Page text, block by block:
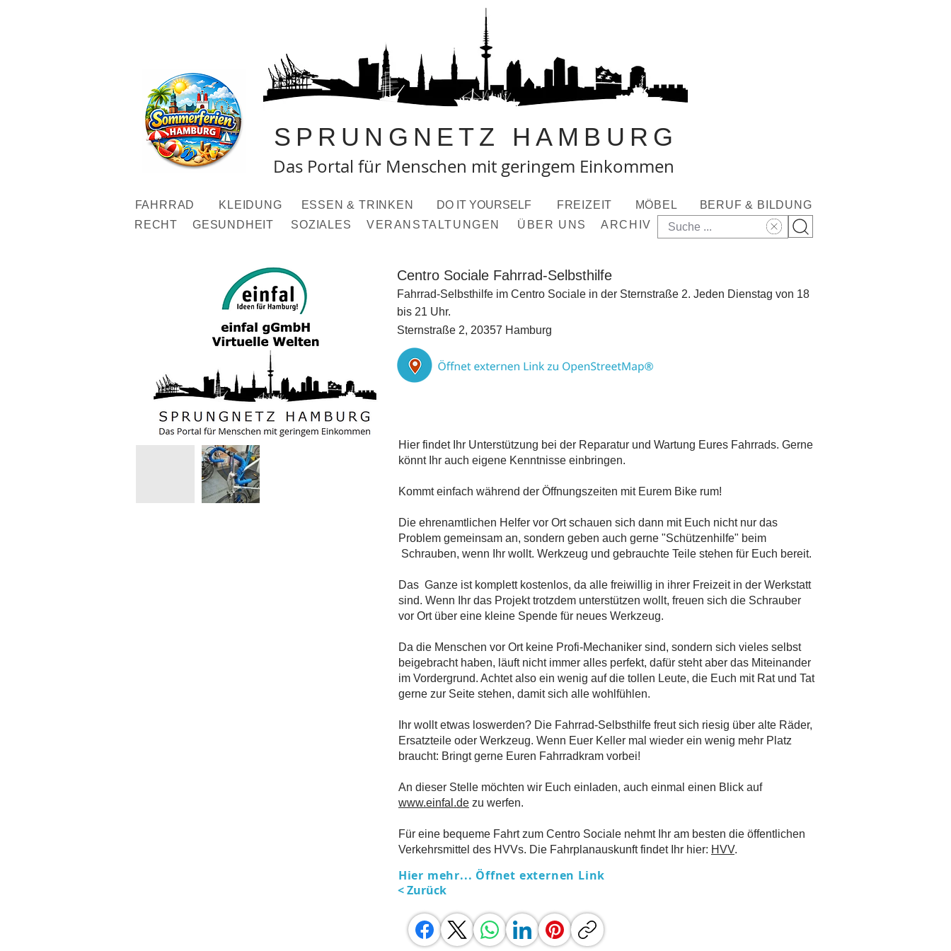
SPRUNGNETZ HAMBURG
Das Portal für Menschen mit geringem Einkommen
FAHRRAD
KLEIDUNG
RECHT
GESUNDHEIT
DO IT YOURSELF FREIZEIT
ESSEN & TRINKEN
SOZIALES
VERANSTALTUNGEN ÜBER UNS
MÖBEL
ARCHIV
BERUF & BILDUNG
Centro Sociale Fahrrad-Selbsthilfe
Fahrrad-Selbsthilfe im Centro Sociale in der Sternstraße 2. Jeden Dienstag von 18
bis 21 Uhr.
Sternstraße 2, 20357 Hamburg
Hier findet Ihr Unterstützung bei der Reparatur und Wartung Eures Fahrrads. Gerne
könnt Ihr auch eigene Kenntnisse einbringen.
Kommt einfach während der Öffnungszeiten mit Eurem Bike rum!
Die ehrenamtlichen Helfer vor Ort schauen sich dann mit Euch nicht nur das
Problem gemeinsam an, sondern geben auch gerne "Schützenhilfe" beim
Schrauben, wenn Ihr wollt. Werkzeug und gebrauchte Teile stehen für Euch bereit.
Das Ganze ist komplett kostenlos, da alle freiwillig in ihrer Freizeit in der Werkstatt
sind. Wenn Ihr das Projekt trotzdem unterstützen wollt, freuen sich die Schrauber
vor Ort über eine kleine Spende für neues Werkzeug.
Da die Menschen vor Ort keine Profi-Mechaniker sind, sondern sich vieles selbst
beigebracht haben, läuft nicht immer alles perfekt, dafür steht aber das Miteinander
im Vordergrund. Achtet also ein wenig auf die tollen Leute, die Euch mit Rat und Tat
gerne zur Seite stehen, damit sich alle wohlfühlen.
Ihr wollt etwas loswerden? Die Fahrrad-Selbsthilfe freut sich riesig über alte Räder,
Ersatzteile oder Werkzeug. Wenn Euer Keller mal wieder ein wenig mehr Platz
braucht: Bringt gerne Euren Fahrradkram vorbei!
An dieser Stelle möchten wir Euch einladen, auch einmal einen Blick auf
www.einfal.de zu werfen.
Für eine bequeme Fahrt zum Centro Sociale nehmt Ihr am besten die öffentlichen
Verkehrsmittel des HVVs. Die Fahrplanauskunft findet Ihr hier: HVV.
Hier mehr... Öffnet externen Link
< Zurück